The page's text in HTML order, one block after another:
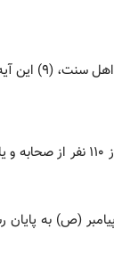
نازل شده است .
این آیه مربوط به داستان غدیر است;
(ص) به پایان